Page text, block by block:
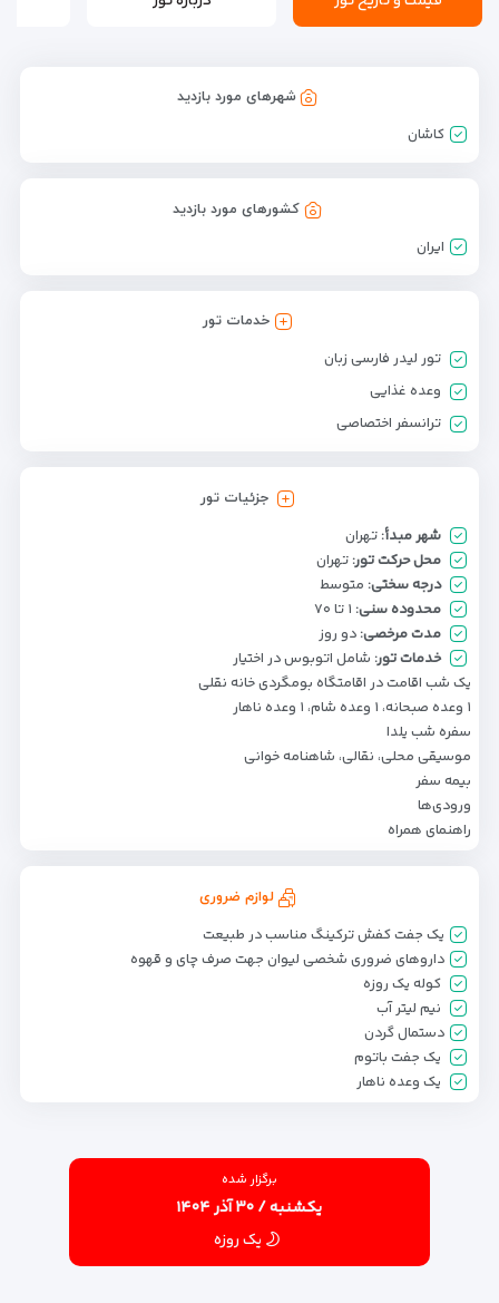
شهرهای مورد بازدید
كاشان
کشورهای مورد بازدید
ایران
خدمات تور
تور لیدر فارسی زبان
وعده غذایی
ترانسفر اختصاصی
جزئیات تور
شهر مبدأ: تهران
محل حرکت تور: تهران
درجه سختی: متوسط
محدوده سنی: ۱ تا ۷۰
مدت مرخصی: دو روز
خدمات تور: شامل اتوبوس در اختیار
یک شب اقامت در اقامتگاه بومگردی خانه نقلی
۱ وعده صبحانه، ۱ وعده شام، ۱ وعده ناهار
سفره شب یلدا
موسیقی محلی، نقالی، شاهنامه خوانی
بیمه سفر
ورودی‌ها
راهنمای همراه
لوازم ضروری
یک جفت کفش ترکینگ مناسب در طبیعت
داروهای ضروری شخصی لیوان جهت صرف چای و قهوه
کوله یک روزه
نیم لیتر آب
دستمال گردن
یک جفت باتوم
یک وعده ناهار
برگزار شده
یکشنبه / ۳۰ آذر ۱۴۰۴
یک روزه